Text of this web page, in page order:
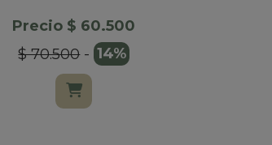
Precio $ 60.500
$ 70.500-14%